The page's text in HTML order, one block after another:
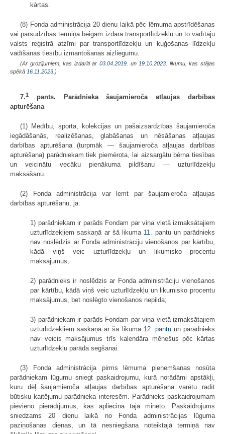
kārtas.
(8) Fonda administrācija 20 dienu laikā pēc lēmuma apstrīdēšanas
vai pārsūdzības termiņa beigām izdara transportlīdzekļu un to vadītāju
valsts reģistrā atzīmi par transportlīdzekļu un kuģošanas līdzekļu
vadīšanas tiesību izmantošanas aizliegumu.
(Ar grozījumiem, kas izdarīti ar 03.04.2019. un19.10.2023. likumu, kas stājas
spēkā 16.11.2023.)
7.1
pants. Parādnieka šaujamieroča atļaujas darbības
apturēšana
(1) Medību, sporta, kolekcijas un pašaizsardzības šaujamieroča
iegādāšanās, realizēšanas, glabāšanas un nēsāšanas atļaujas
darbības apturēšana (turpmāk — šaujamieroča atļaujas darbības
apturēšana) parādniekam tiek piemērota, lai aizsargātu bērna tiesības
un veicinātu vecāku pienākuma pildīšanu — uzturlīdzekļu
maksāšanu.
(2) Fonda administrācija var lemt par šaujamieroča atļaujas
darbības apturēšanu, ja:
1) parādniekam ir parāds Fondam par viņa vietā izmaksātajiem
uzturlīdzekļiem saskaņā ar šā likuma 11.
pantu un parādnieks
nav noslēdzis ar Fonda administrāciju vienošanos par kārtību,
kādā viņš veic uzturlīdzekļu un likumisko procentu
maksājumus;
2) parādnieks ir noslēdzis ar Fonda administrāciju vienošanos
par kārtību, kādā viņš veic uzturlīdzekļu un likumisko procentu
maksājumus, bet noslēgto vienošanos nepilda;
3) parādniekam ir parāds Fondam par viņa vietā izmaksātajiem
uzturlīdzekļiem saskaņā ar šā likuma 12. pantuun parādnieks
nav veicis maksājumus trīs kalendāra mēnešus pēc kārtas
uzturlīdzekļu parāda segšanai.
(3) Fonda administrācija pirms lēmuma pieņemšanas nosūta
parādniekam lūgumu sniegt paskaidrojumu, kurā norādāmi apstākļi,
kuru dēļ šaujamieroča atļaujas darbības apturēšana varētu radīt
būtisku kaitējumu parādnieka interesēm. Parādnieks paskaidrojumam
pievieno pierādījumus, kas apliecina tajā minēto. Paskaidrojums
sniedzams 20 dienu laikā no Fonda administrācijas lūguma
paziņošanas dienas, un tā nesniegšana noteiktajā termiņā nav